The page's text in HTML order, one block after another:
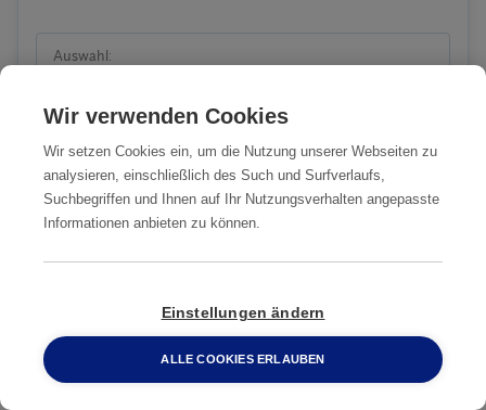
Auswahl:
Sie sind:
0800 2 33 04 00
Wir verwenden Cookies
Wir setzen Cookies ein, um die Nutzung unserer Webseiten zu
analysieren, einschließlich des Such und Surfverlaufs,
Suchbegriffen und Ihnen auf Ihr Nutzungsverhalten angepasste
Informationen anbieten zu können.
Einstellungen ändern
ALLE COOKIES ERLAUBEN